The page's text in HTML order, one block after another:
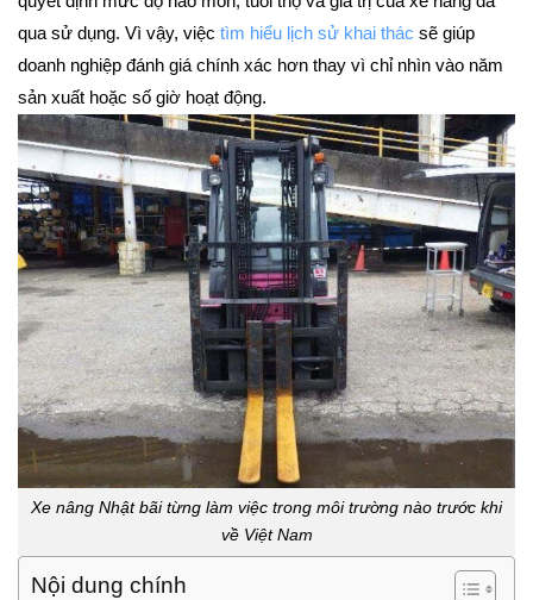
qua sử dụng. Vì vậy, việc tìm hiểu lịch sử khai thác sẽ giúp
doanh nghiệp đánh giá chính xác hơn thay vì chỉ nhìn vào năm
sản xuất hoặc số giờ hoạt động.
Xe nâng Nhật bãi từng làm việc trong môi trường nào trước khi
về Việt Nam
Nội dung chính